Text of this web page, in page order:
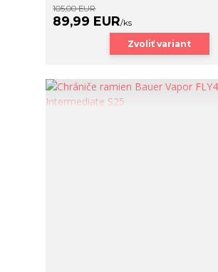
105,00 EUR
89,99 EUR/ks
Zvoliť variant